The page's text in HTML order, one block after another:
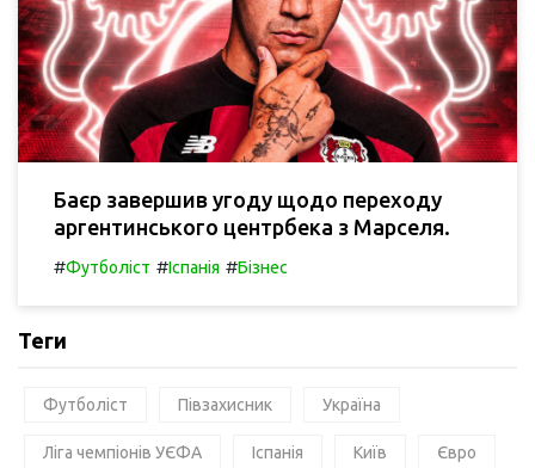
Баєр завершив угоду щодо переходу
аргентинського центрбека з Марселя.
#Футболіст #Іспанія #Бізнес
Теги
Футболіст Півзахисник Україна
Ліга чемпіонів УЄФА Іспанія Київ Євро